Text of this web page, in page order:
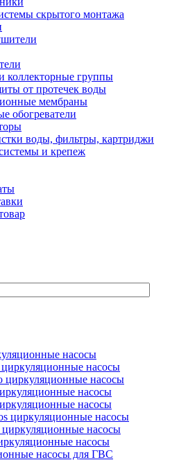
скрытого монтажа
коллекторные группы
от протечек воды
мембраны
обогреватели
воды, фильтры, картриджи
и крепеж
насосы
насосы
циркуляционные насосы
насосы
насосы
циркуляционные насосы
циркуляционные насосы
насосы